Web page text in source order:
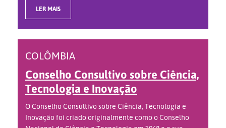
LER MAIS
COLÔMBIA
Conselho Consultivo sobre Ciência,
Tecnologia e Inovação
O Conselho Consultivo sobre Ciência, Tecnologia e
Inovação foi criado originalmente como o Conselho